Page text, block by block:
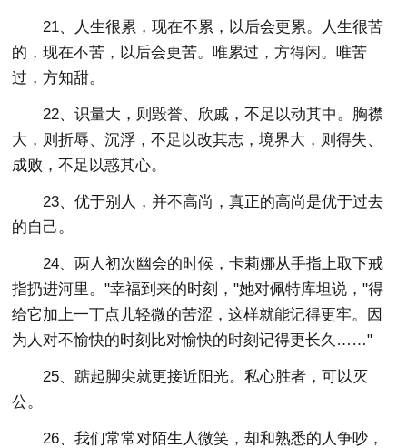
21、人生很累，现在不累，以后会更累。人生很苦
的，现在不苦，以后会更苦。唯累过，方得闲。唯苦
过，方知甜。
22、识量大，则毁誉、欣戚，不足以动其中。胸襟
大，则折辱、沉浮，不足以改其志，境界大，则得失、
成败，不足以惑其心。
23、优于别人，并不高尚，真正的高尚是优于过去
的自己。
24、两人初次幽会的时候，卡莉娜从手指上取下戒
指扔进河里。"幸福到来的时刻，"她对佩特库坦说，"得
给它加上一丁点儿轻微的苦涩，这样就能记得更牢。因
为人对不愉快的时刻比对愉快的时刻记得更长久……"
25、踮起脚尖就更接近阳光。私心胜者，可以灭
公。
26、我们常常对陌生人微笑，却和熟悉的人争吵，